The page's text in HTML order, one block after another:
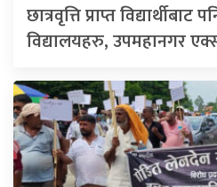
छात्रवृत्ति प्राप्त
विद्यालयहरु, उपमहानगर